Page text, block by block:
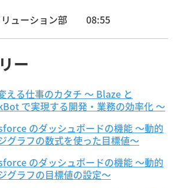
ューション部 08:55
ー
える仕事のカタチ ～ Blaze と
で実現する開発・業務の効率化 ～
のダッシュボードの機能 〜動的
グラフの数式を使った目標値〜
のダッシュボードの機能 〜動的
グラフの目標値の設定〜